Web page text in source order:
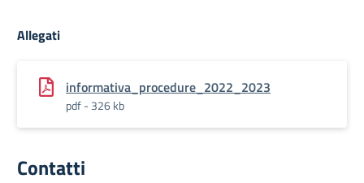
Allegati
informativa_procedure_2022_2023
pdf - 326 kb
Contatti